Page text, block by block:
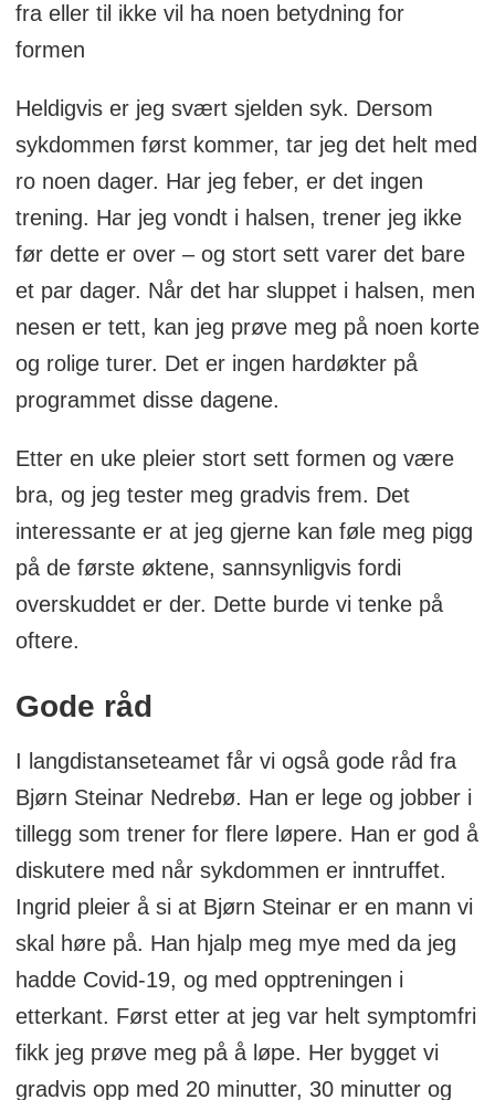
fra eller til ikke vil ha noen betydning for
formen
Heldigvis er jeg svært sjelden syk. Dersom
sykdommen først kommer, tar jeg det helt med
ro noen dager. Har jeg feber, er det ingen
trening. Har jeg vondt i halsen, trener jeg ikke
før dette er over – og stort sett varer det bare
et par dager. Når det har sluppet i halsen, men
nesen er tett, kan jeg prøve meg på noen korte
og rolige turer. Det er ingen hardøkter på
programmet disse dagene.
Etter en uke pleier stort sett formen og være
bra, og jeg tester meg gradvis frem. Det
interessante er at jeg gjerne kan føle meg pigg
på de første øktene, sannsynligvis fordi
overskuddet er der. Dette burde vi tenke på
oftere.
Gode råd
I langdistanseteamet får vi også gode råd fra
Bjørn Steinar Nedrebø. Han er lege og jobber i
tillegg som trener for flere løpere. Han er god å
diskutere med når sykdommen er inntruffet.
Ingrid pleier å si at Bjørn Steinar er en mann vi
skal høre på. Han hjalp meg mye med da jeg
hadde Covid-19, og med opptreningen i
etterkant. Først etter at jeg var helt symptomfri
fikk jeg prøve meg på å løpe. Her bygget vi
gradvis opp med 20 minutter, 30 minutter og